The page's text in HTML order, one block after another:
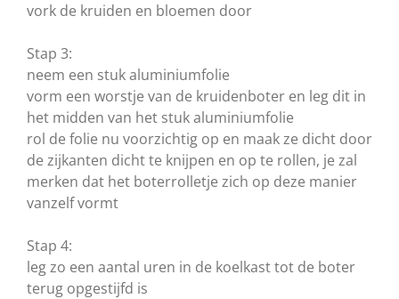
vork de kruiden en bloemen door
Stap 3:
neem een stuk aluminiumfolie
vorm een worstje van de kruidenboter en leg dit in
het midden van het stuk aluminiumfolie
rol de folie nu voorzichtig op en maak ze dicht door
de zijkanten dicht te knijpen en op te rollen, je zal
merken dat het boterrolletje zich op deze manier
vanzelf vormt
Stap 4:
leg zo een aantal uren in de koelkast tot de boter
terug opgestijfd is